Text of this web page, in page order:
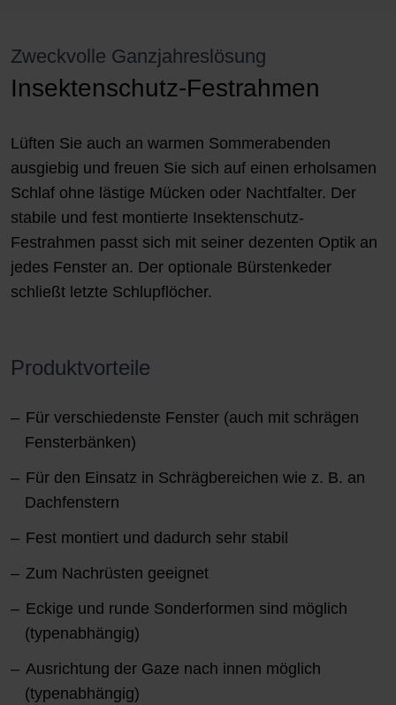
Zweckvolle Ganzjahreslösung
Insektenschutz-Festrahmen
Lüften Sie auch an warmen Sommerabenden
ausgiebig und freuen Sie sich auf einen erholsamen
Schlaf ohne lästige Mücken oder Nachtfalter. Der
stabile und fest montierte Insektenschutz-
Festrahmen passt sich mit seiner dezenten Optik an
jedes Fenster an. Der optionale Bürstenkeder
schließt letzte Schlupflöcher.
Produktvorteile
Für verschiedenste Fenster (auch mit schrägen
Fensterbänken)
Für den Einsatz in Schrägbereichen wie z. B. an
Dachfenstern
Fest montiert und dadurch sehr stabil
Zum Nachrüsten geeignet
Eckige und runde Sonderformen sind möglich
(typenabhängig)
Ausrichtung der Gaze nach innen möglich
(typenabhängig)